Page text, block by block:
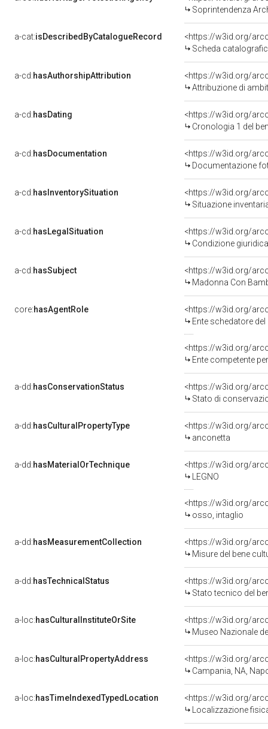
Soprintendenza
a-cat:isDescribedByCatalogueRecord
<https://w3id.org/
Scheda
a-cd:hasAuthorshipAttribution
<https://w3id.org/
Attribuzione di
a-cd:hasDating
<https://w3id.org/
Cronologia 1 del
a-cd:hasDocumentation
Documentazione
a-cd:hasInventorySituation
<https://w3id.org/
Situazione
a-cd:hasLegalSituation
Condizione
a-cd:hasSubject
<https://w3id.org/
Madonna Con
core:hasAgentRole
<https://w3id.org/
Ente schedatore
<https://w3id.org/
Ente competente per
a-dd:hasConservationStatus
<https://w3id.org/
Stato di
a-dd:hasCulturalPropertyType
<https://w3id.org/
anconetta
a-dd:hasMaterialOrTechnique
<https://w3id.org/
LEGNO
<https://w3id.org/
osso, intaglio
a-dd:hasMeasurementCollection
<https://w3id.org/
Misure del bene
a-dd:hasTechnicalStatus
<https://w3id.org/
Stato tecnico del
a-loc:hasCulturalInstituteOrSite
<https://w3id.org/
Museo Nazionale
a-loc:hasCulturalPropertyAddress
<https://w3id.org/
Campania, NA,
a-loc:hasTimeIndexedTypedLocation
<https://w3id.org/
Localizzazione